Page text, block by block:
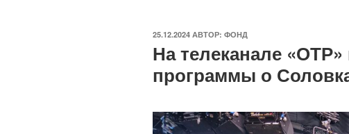
ОПУБЛИКОВАНО
25.12.2024 АВТОР: ФОНД
На телеканале
программы о